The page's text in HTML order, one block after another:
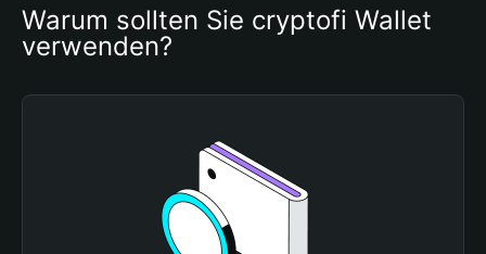
Warum sollten Sie cryptofi Wallet
verwenden?